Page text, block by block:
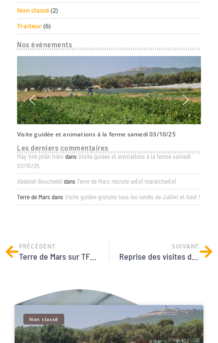
Non classé(2)
Traiteur(6)
Nos événements
Visite guidée et animations à la ferme samedi 03/10/25
Les derniers commentaires
Máy tính phần trămdansVisite guidée et animations à la ferme samedi
03/10/25
Abdelali Bouchebti dansTerre de Mars recrute un(e) maraicher(e)
Terre de MarsdansVisite guidée gratuite tous les lundis de Juillet et Août !
PRÉCÉDENT
Terre de Mars sur TF1 dans l’émission « Reportages », samedi 20 Janvier à 13h30
SUIVANT
Reprise des visites de la ferme !
Non classé